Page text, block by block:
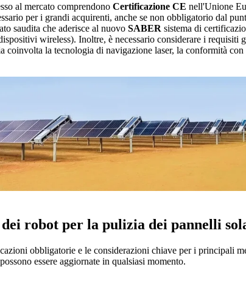
al mercato comprendono Certificazione CE nell'Unione
per i grandi acquirenti, anche se non obbligatorio dal
saudita che aderisce al nuovo SABER sistema di
wireless). Inoltre, è necessario considerare i
coinvolta la tecnologia di navigazione laser, la conformità
robot per la pulizia dei pannelli
obbligatorie e le considerazioni chiave per i principali
essere aggiornate in qualsiasi momento.